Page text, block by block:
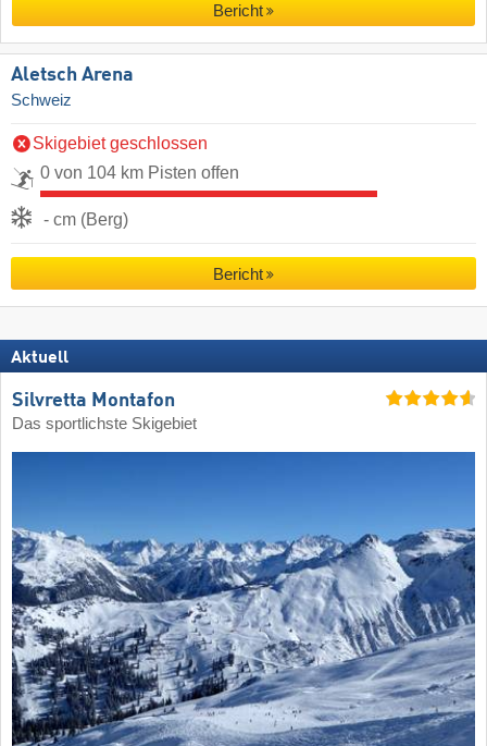
Bericht
Aletsch Arena
Schweiz
Skigebiet geschlossen
0 von 104 km Pisten offen
- cm (Berg)
Bericht
Aktuell
Silvretta Montafon
Das sportlichste Skigebiet